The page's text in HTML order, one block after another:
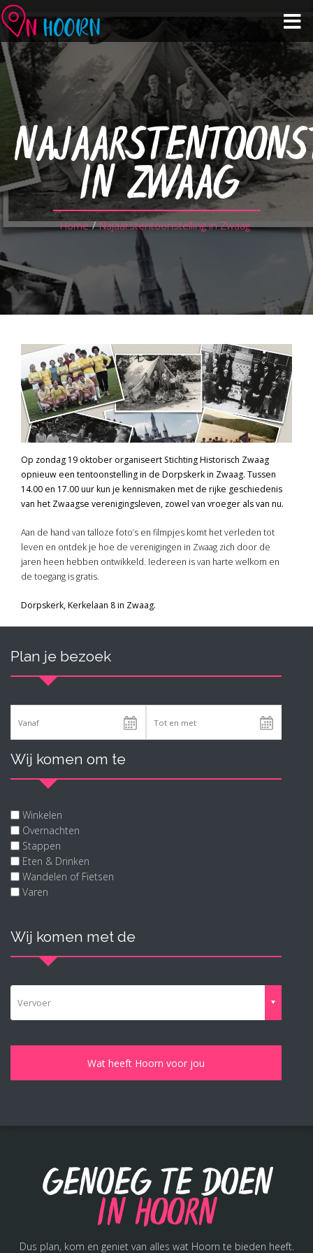
Agenda
Zien & Doen
Winkelen & Horeca
Over Hoorn
Plan je bezoek
IN ZWAAG
Home / Najaarstentoonstelling in Zwaag
Op zondag 19 oktober organiseert Stichting Historisch Zwaag
opnieuw een tentoonstelling in de Dorpskerk in Zwaag. Tussen
14.00 en 17.00 uur kun je kennismaken met de rijke geschiedenis
van het Zwaagse verenigingsleven, zowel van vroeger als van nu.
Aan de hand van talloze foto’s en filmpjes komt het verleden tot
leven en ontdek je hoe de verenigingen in Zwaag zich door de
jaren heen hebben ontwikkeld. Iedereen is van harte welkom en
de toegang is gratis.
Dorpskerk, Kerkelaan 8 in Zwaag.
Plan je bezoek
Wij komen om te
Winkelen
Overnachten
Stappen
Eten & Drinken
Wandelen of Fietsen
Varen
Wij komen met de
Vervoer
Genoeg te doen
in Hoorn
Dus plan, kom en geniet van alles wat Hoorn te bieden heeft.